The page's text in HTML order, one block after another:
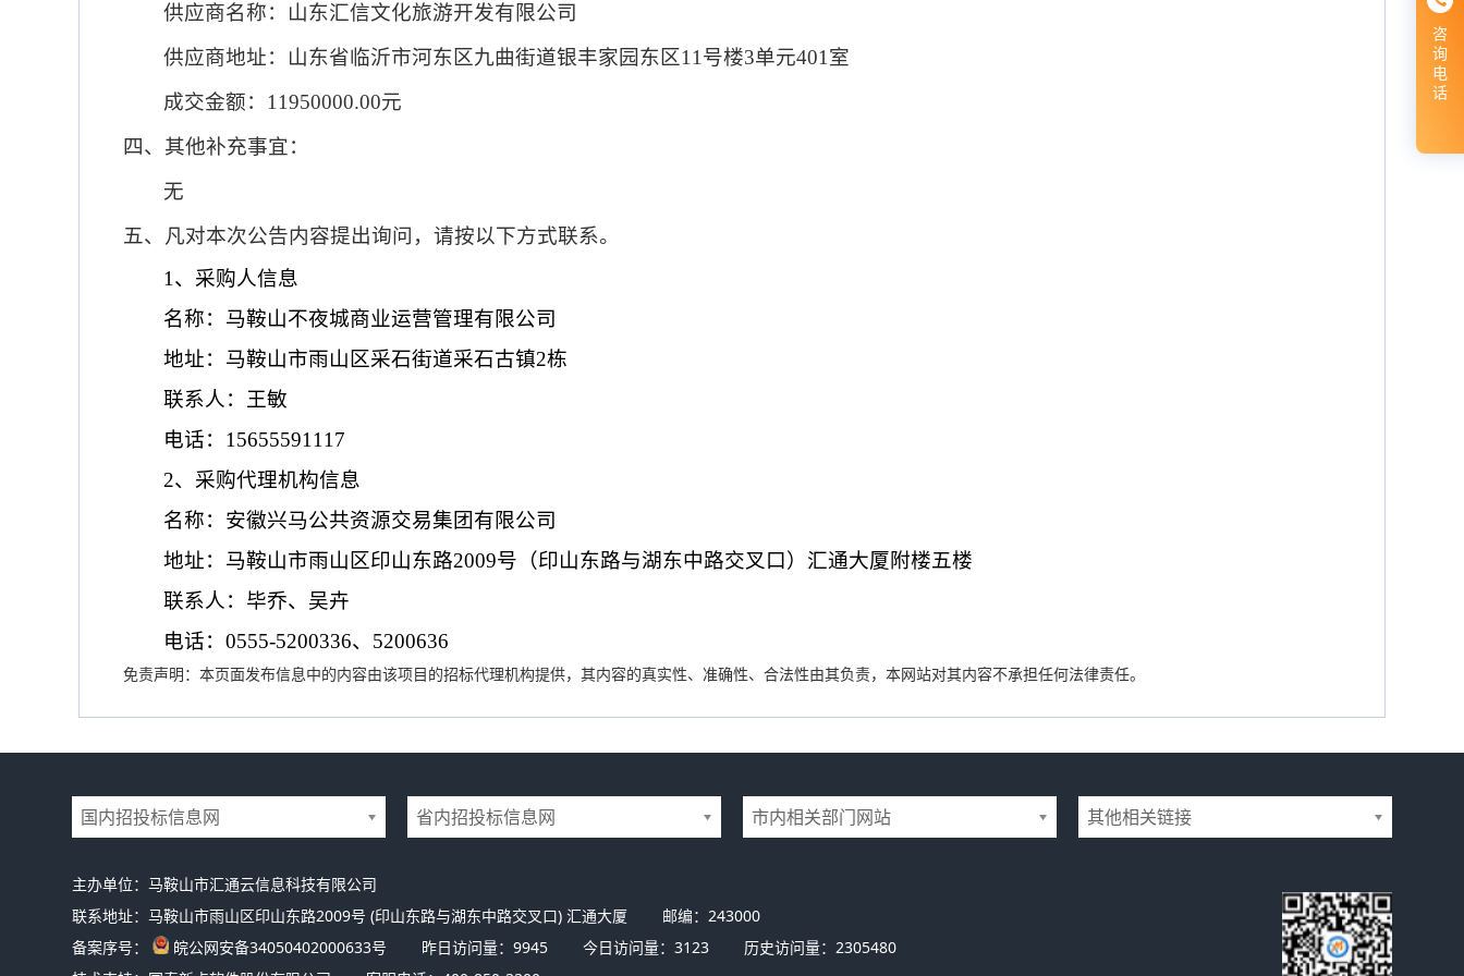
咨
询
电
话
供应商名称：山东汇信文化旅游开发有限公司
供应商地址：山东省临沂市河东区九曲街道银丰家园东区11号楼3单元401室
成交金额： 11950000.00元
四、其他补充事宜：
无
五、凡对本次公告内容提出询问，请按以下方式联系。
1、采购人信息
名称：马鞍山不夜城商业运营管理有限公司
地址：马鞍山市雨山区采石街道采石古镇2栋
联系人：王敏
电话： 15655591117
2、采购代理机构信息
名称：安徽兴马公共资源交易集团有限公司
地址：马鞍山市雨山区印山东路2009号（印山东路与湖东中路交叉口）汇通大厦附楼五楼
联系人： 毕乔、 吴卉
电话：0555-5200336、 5200636
免责声明：本页面发布信息中的内容由该项目的招标代理机构提供，其内容的真实性、准确性、合法性由其负责，本网站对其内容不承担任何法律责任。
国内招投标信息网 省内招投标信息网 市内相关部门网站 其他相关链接
主办单位：马鞍山市汇通云信息科技有限公司
联系地址：马鞍山市雨山区印山东路2009号 (印山东路与湖东中路交叉口) 汇通大厦
邮编：243000
备案序号：
皖公网安备34050402000633号 昨日访问量： 9945 今日访问量： 3123 历史访问量： 2305480